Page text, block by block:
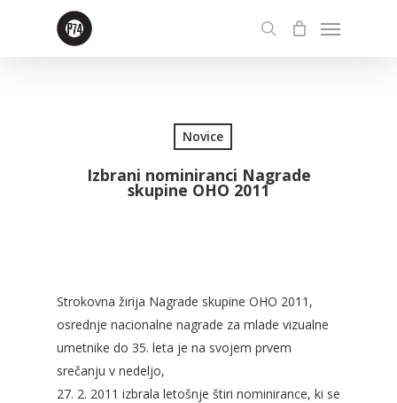
search
Menu
Novice
Izbrani nominiranci Nagrade
skupine OHO 2011
Strokovna žirija Nagrade skupine OHO 2011,
osrednje nacionalne nagrade za mlade vizualne
umetnike do 35. leta je na svojem prvem
srečanju v nedeljo,
27. 2. 2011 izbrala letošnje štiri nominirance, ki se